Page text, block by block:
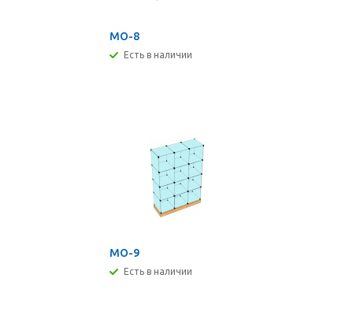
МО-8
Есть в наличии
МО-9
Есть в наличии